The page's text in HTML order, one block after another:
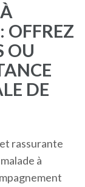
OFFREZ
OU
DE
rassurante
à